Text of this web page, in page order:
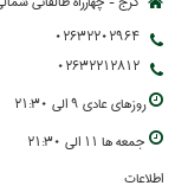
02632202964
02632212812
روزهاي عادي 9 الي 21:30
جمعه ها 11 الي 21:30
اطلاعات